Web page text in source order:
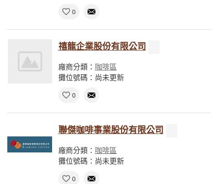
0
禧龍企業股份有限公司
廠商分類： 咖啡區
攤位號碼：尚未更新
0
聯傑咖啡事業股份有限公司
廠商分類： 咖啡區
攤位號碼：尚未更新
0